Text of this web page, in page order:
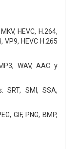
HEVC, H.264,
VP9, HEVC H.265
WAV, AAC y
SRT, SMI, SSA,
GIF, PNG, BMP,